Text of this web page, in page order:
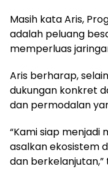
Masih kata Aris,
adalah peluang
memperluas
Aris berharap,
dukungan konkret
dan permodalan
“Kami siap
asalkan ekosistem
dan berkelanjutan,”